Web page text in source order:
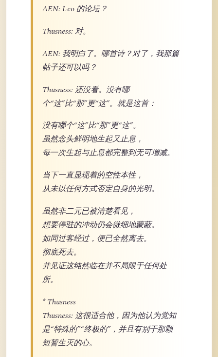
AEN: Leo 的论坛？
Thusness: 对。
AEN: 我明白了。哪首诗？对了，我那篇
帖子还可以吗？
Thusness: 还没看。没有哪
个“这”比“那”更“这”。就是这首：
没有哪个“这”比“那”更“这”。
虽然念头鲜明地生起又止息，
每一次生起与止息都完整到无可增减。
当下一直显现着的空性本性，
从未以任何方式否定自身的光明。
虽然非二元已被清楚看见，
想要停驻的冲动仍会微细地蒙蔽。
如同过客经过，便已全然离去。
彻底死去。
并见证这纯然临在并不局限于任何处
所。
* Thusness
Thusness: 这很适合他，因为他认为觉知
是“特殊的”“终极的”，并且有别于那颗
短暂生灭的心。